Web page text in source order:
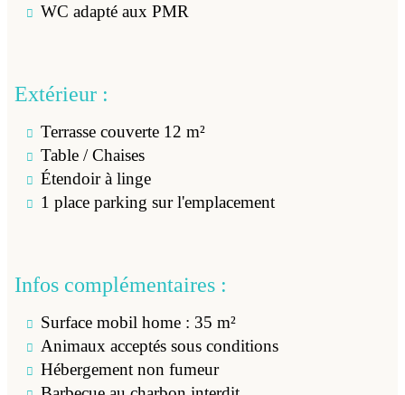
WC adapté aux PMR
Extérieur :
Terrasse couverte 12 m²
Table / Chaises
Étendoir à linge
1 place parking sur l'emplacement
Infos complémentaires :
Surface mobil home : 35 m²
Animaux acceptés sous conditions
Hébergement non fumeur